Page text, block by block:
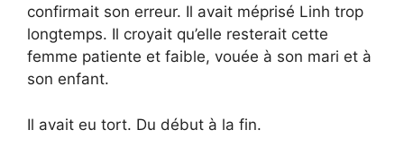
confirmait son erreur. Il avait méprisé Linh trop
longtemps. Il croyait qu’elle resterait cette
femme patiente et faible, vouée à son mari et à
son enfant.
Il avait eu tort. Du début à la fin.